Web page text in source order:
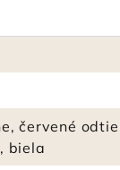
červené
biela